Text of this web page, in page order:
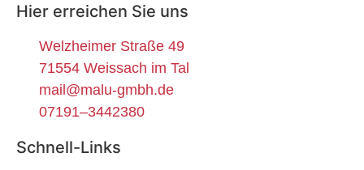
Hier erreichen Sie uns
Welzheimer Straße 49
71554 Weissach im Tal
mail@malu-gmbh.de
07191–3442380
Schnell-Links